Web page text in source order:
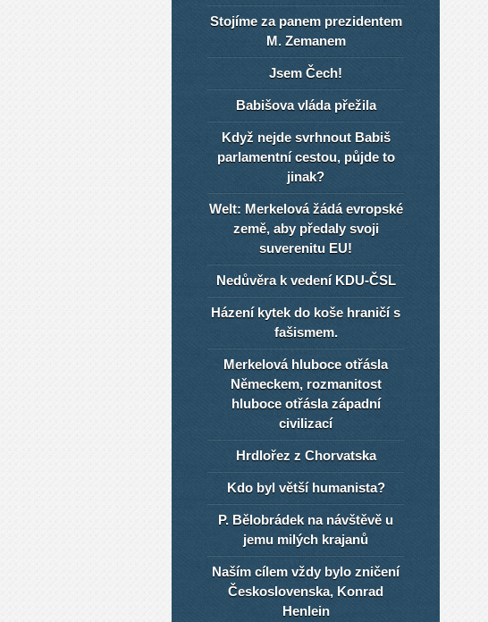
Stojíme za panem prezidentem
M. Zemanem
Jsem Čech!
Babišova vláda přežila
Když nejde svrhnout Babiš
parlamentní cestou, půjde to
jinak?
Welt: Merkelová žádá evropské
země, aby předaly svoji
suverenitu EU!
Nedůvěra k vedení KDU-ČSL
Házení kytek do koše hraničí s
fašismem.
Merkelová hluboce otřásla
Německem, rozmanitost
hluboce otřásla západní
civilizací
Hrdlořez z Chorvatska
Kdo byl větší humanista?
P. Bělobrádek na návštěvě u
jemu milých krajanů
Naším cílem vždy bylo zničení
Československa, Konrad
Henlein